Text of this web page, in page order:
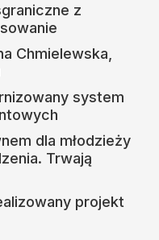
z
Chmielewska,
system
dla młodzieży
Trwają
projekt